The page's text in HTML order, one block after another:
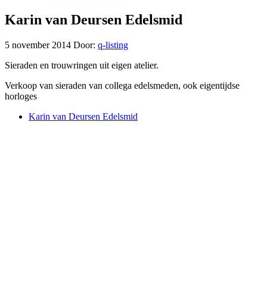
Karin van Deursen Edelsmid
5 november 2014 Door: q-listing
Sieraden en trouwringen uit eigen atelier.
Verkoop van sieraden van collega edelsmeden, ook eigentijdse
horloges
Karin van Deursen Edelsmid